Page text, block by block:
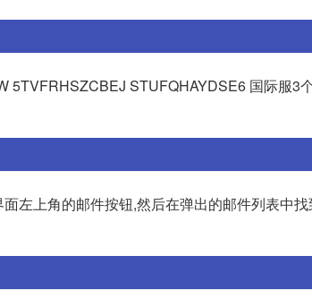
5TVFRHSZCBEJ STUFQHAYDSE6 国际服3
左上角的邮件按钮,然后在弹出的邮件列表中找